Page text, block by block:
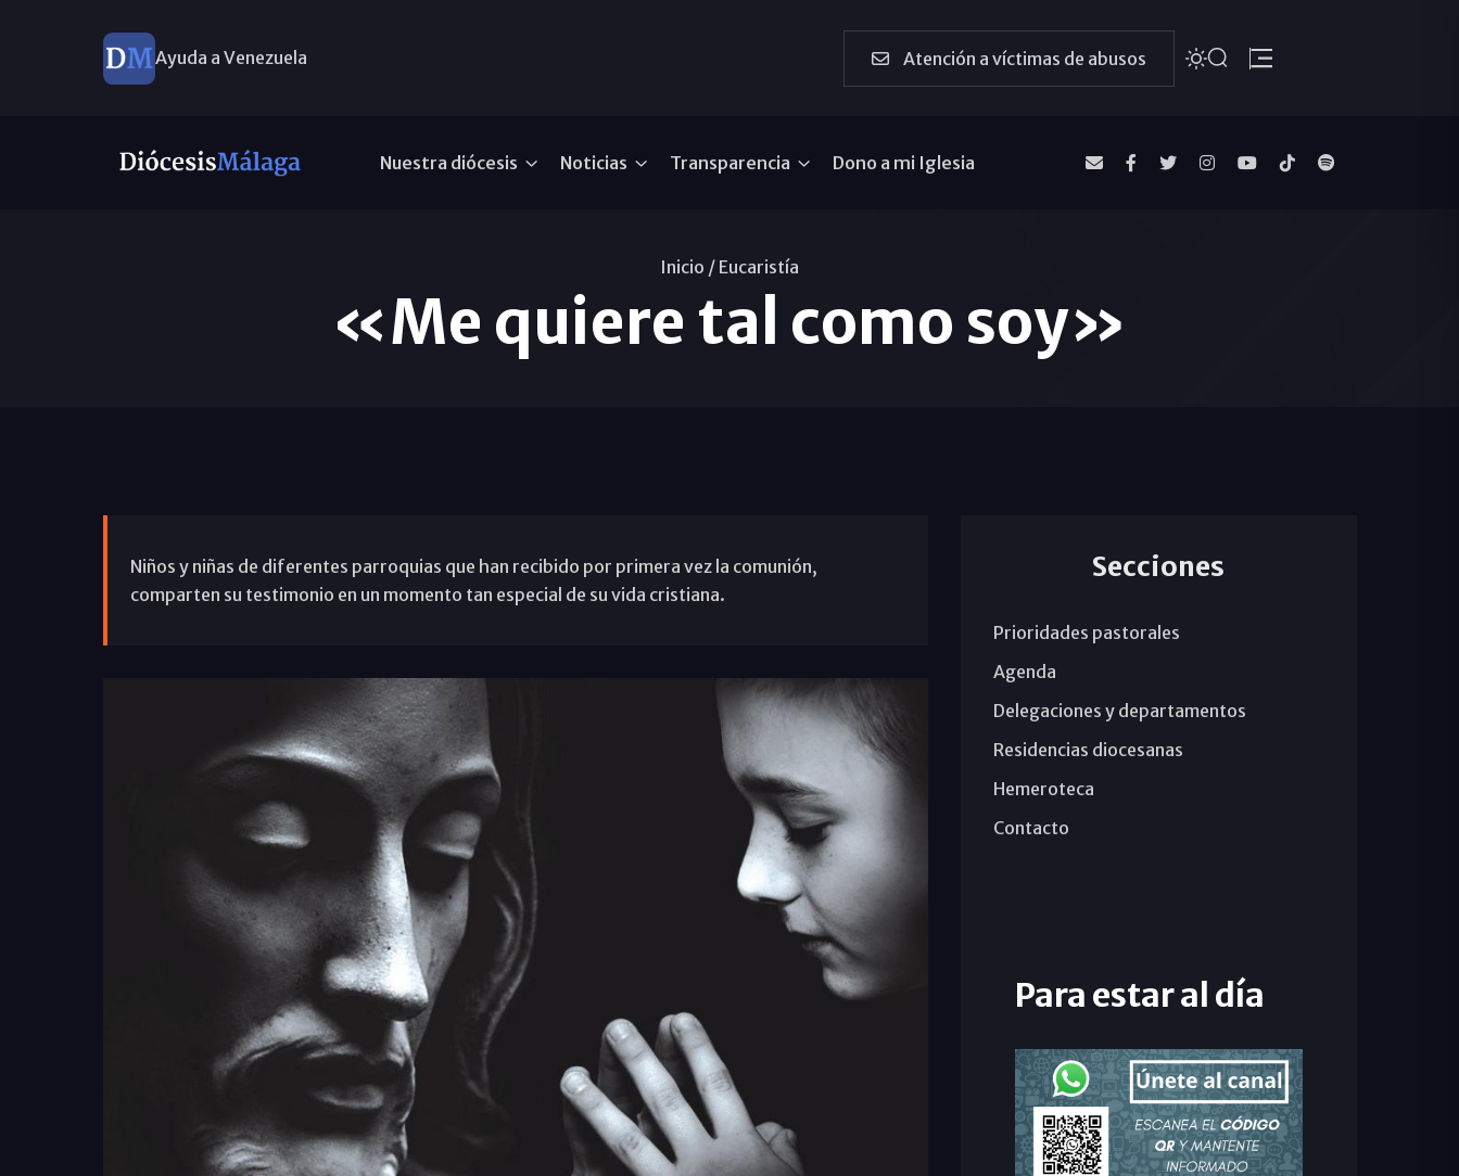
Ayuda a Venezuela Atención a víctimas de abusos
Nuestra diócesis Noticias Transparencia Dono a mi Iglesia
Inicio / Eucaristía
«Me quiere tal como soy»
Niños y niñas de diferentes parroquias que han recibido por primera vez la comunión,
comparten su testimonio en un momento tan especial de su vida cristiana.
Secciones
Prioridades pastorales
Agenda
Delegaciones y departamentos
Residencias diocesanas
Hemeroteca
Contacto
Para estar al día